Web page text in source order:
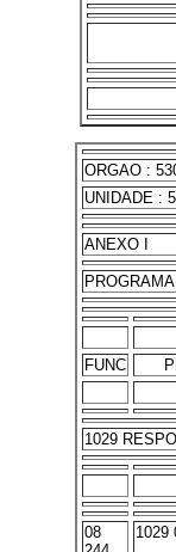
ORGAO :
UNIDADE :
ANEXO I
FUNC
1029
08
1029